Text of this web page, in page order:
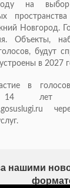
на выбор
Новгород.
Объекты,
будут
в 2027
в
14 лет
нашими